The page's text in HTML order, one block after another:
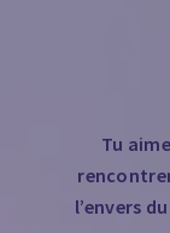
Tu
l’envers